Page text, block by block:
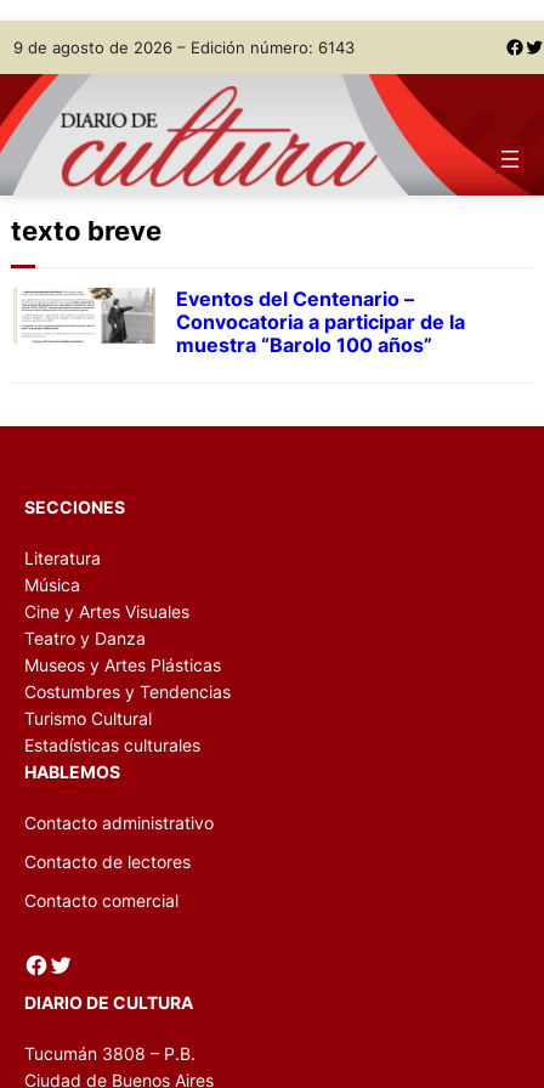
Skip
to
content
9 de agosto de 2026 – Edición número: 6143 Facebook Twitter
texto breve
Eventos del Centenario –
Convocatoria a participar de la
muestra “Barolo 100 años”
SECCIONES
Literatura
Música
Cine y Artes Visuales
Teatro y Danza
Museos y Artes Plásticas
Costumbres y Tendencias
Turismo Cultural
Estadísticas culturales
HABLEMOS
Contacto administrativo
Contacto de lectores
Contacto comercial
Facebook Twitter
DIARIO DE CULTURA
Tucumán 3808 – P.B.
Ciudad de Buenos Aires